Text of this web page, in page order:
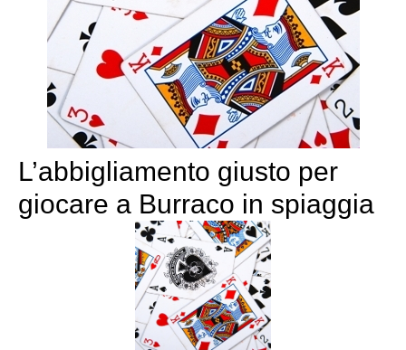
L’abbigliamento giusto per
giocare a Burraco in spiaggia